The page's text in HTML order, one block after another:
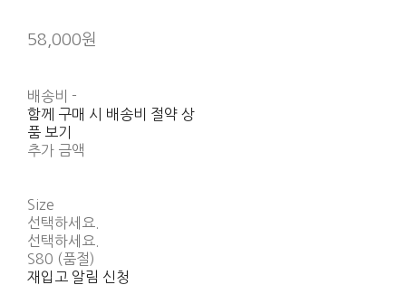
58,000원
배송비 -
함께 구매 시 배송비 절약 상
품 보기
추가 금액
Size
선택하세요.
선택하세요.
S80 (품절)
재입고 알림 신청